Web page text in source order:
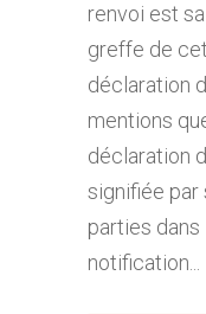
renvoi est
greffe de
déclaration
mentions
déclaration
signifiée par
parties dans
notification...